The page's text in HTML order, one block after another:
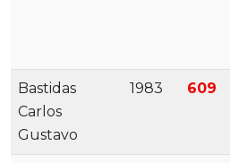
Bastidas
Carlos
Gustavo
1983 609